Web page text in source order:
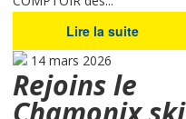
Lire la suite
14 mars 2026
Rejoins le